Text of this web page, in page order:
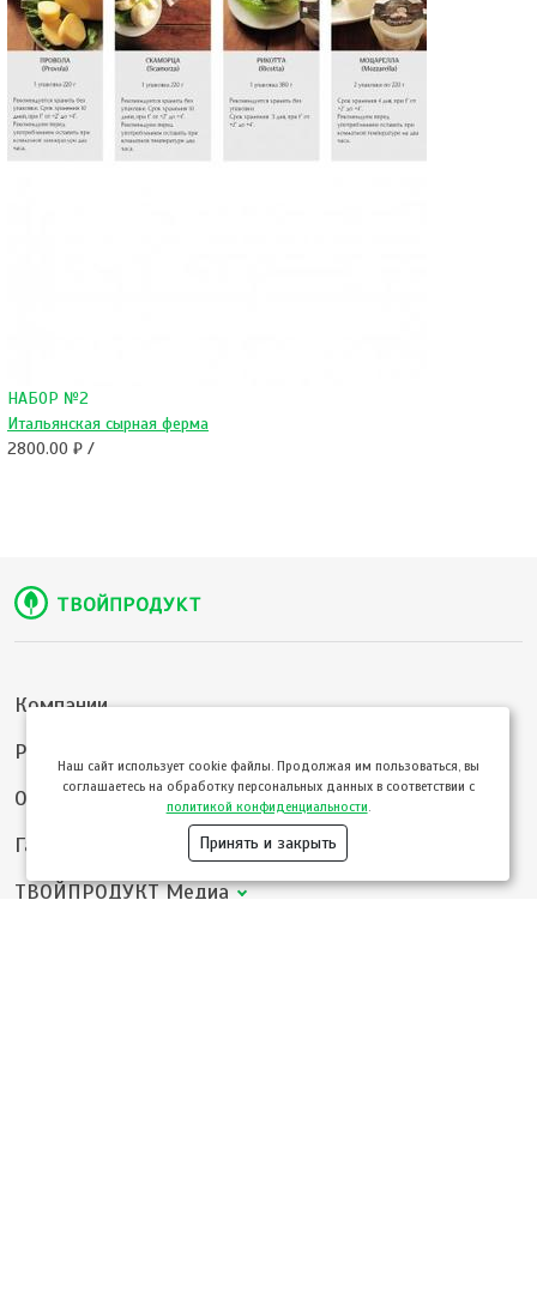
НАБОР №2
Итальянская сырная ферма
2800.00 ₽ /
Компании
Розница
Опт
Гастротуризм
ТВОЙПРОДУКТ Медиа
Hаш сайт использует cookie файлы. Продолжая им пользоваться, вы
соглашаетесь на обработку персональных данных в соответствии с
политикой конфиденциальности
Принять и закрыть